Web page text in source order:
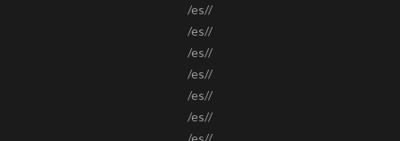
/es//
/es//
/es//
/es//
/es//
/es//
/es//